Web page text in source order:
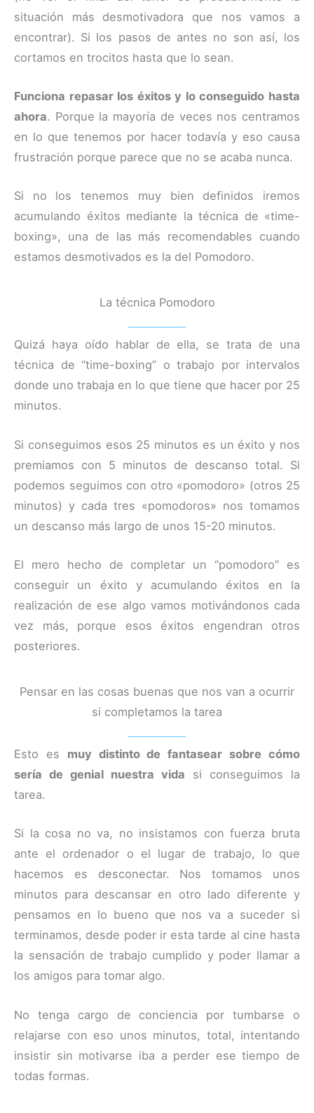
situación más desmotivadora que nos vamos a
encontrar). Si los pasos de antes no son así, los
cortamos en trocitos hasta que lo sean.
Funciona repasar los éxitos y lo conseguido hasta
ahora. Porque la mayoría de veces nos centramos
en lo que tenemos por hacer todavía y eso causa
frustración porque parece que no se acaba nunca.
Si no los tenemos muy bien definidos iremos
acumulando éxitos mediante la técnica de «time-
boxing», una de las más recomendables cuando
estamos desmotivados es la del Pomodoro.
La técnica Pomodoro
Quizá haya oído hablar de ella, se trata de una
técnica de “time-boxing” o trabajo por intervalos
donde uno trabaja en lo que tiene que hacer por 25
minutos.
Si conseguimos esos 25 minutos es un éxito y nos
premiamos con 5 minutos de descanso total. Si
podemos seguimos con otro «pomodoro» (otros 25
minutos) y cada tres «pomodoros» nos tomamos
un descanso más largo de unos 15-20 minutos.
El mero hecho de completar un “pomodoro” es
conseguir un éxito y acumulando éxitos en la
realización de ese algo vamos motivándonos cada
vez más, porque esos éxitos engendran otros
posteriores.
Pensar en las cosas buenas que nos van a ocurrir
si completamos la tarea
Esto es muy distinto de fantasear sobre cómo
sería de genial nuestra vida si conseguimos la
tarea.
Si la cosa no va, no insistamos con fuerza bruta
ante el ordenador o el lugar de trabajo, lo que
hacemos es desconectar. Nos tomamos unos
minutos para descansar en otro lado diferente y
pensamos en lo bueno que nos va a suceder si
terminamos, desde poder ir esta tarde al cine hasta
la sensación de trabajo cumplido y poder llamar a
los amigos para tomar algo.
No tenga cargo de conciencia por tumbarse o
relajarse con eso unos minutos, total, intentando
insistir sin motivarse iba a perder ese tiempo de
todas formas.